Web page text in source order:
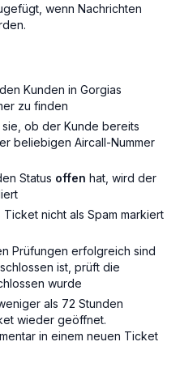
wenn Nachrichten
Kunden in Gorgias
zu finden
ob der Kunde bereits
beliebigen Aircall-Nummer
Status offen hat, wird der
nicht als Spam markiert
Prüfungen erfolgreich sind
ist, prüft die
wurde
als 72 Stunden
wieder geöffnet.
in einem neuen Ticket